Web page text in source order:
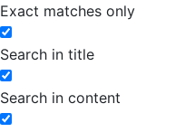
Exact matches only
Search in title
Search in content